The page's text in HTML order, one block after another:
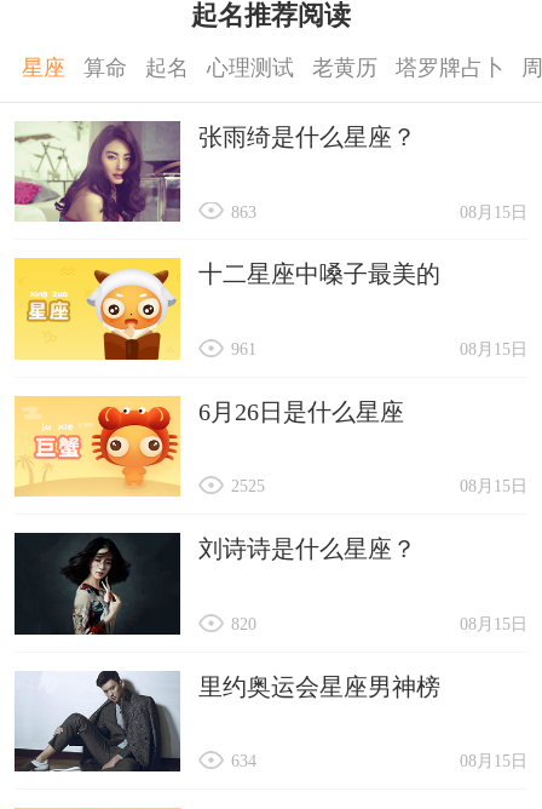
起名推荐阅读
星座 算命 起名 心理测试 老黄历 塔罗牌占卜
张雨绮是什么星座？
08月15日
863
十二星座中嗓子最美的
08月15日
961
6月26日是什么星座
08月15日
2525
刘诗诗是什么星座？
08月15日
820
里约奥运会星座男神榜
08月15日
634